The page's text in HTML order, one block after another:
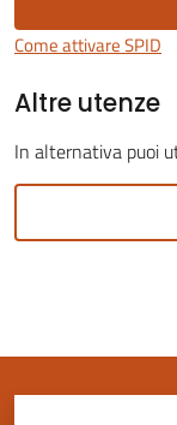
Servizi
line
Tutti
argomenti
Come attivare SPID
Altre utenze
In alternativa puoi